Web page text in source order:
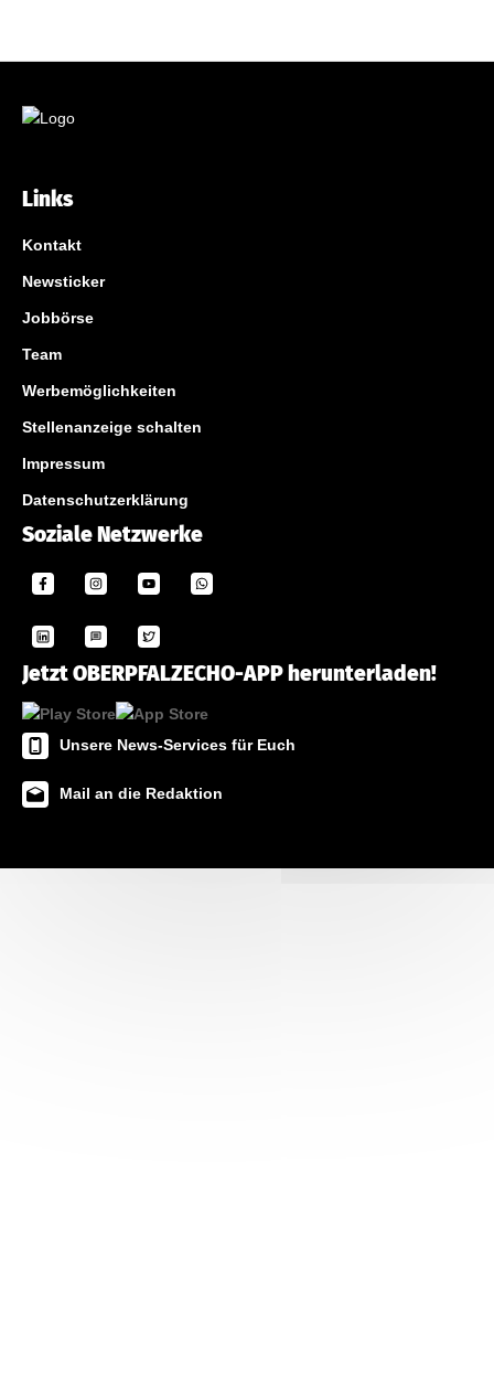
Links
Kontakt
Newsticker
Jobbörse
Team
Werbemöglichkeiten
Stellenanzeige schalten
Impressum
Datenschutzerklärung
Soziale Netzwerke
Jetzt OBERPFALZECHO-APP herunterladen!
Unsere News-Services für Euch
Mail an die Redaktion